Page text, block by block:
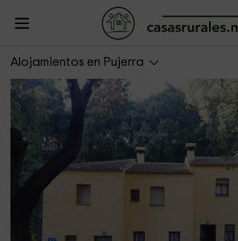
Alojamientos en Pujerra
Casas Rurales El viejo Castaño